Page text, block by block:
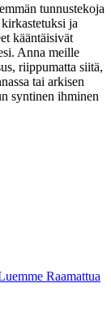
tunnustekoja
ja
kääntäisivät
Anna meille
riippumatta siitä,
tai arkisen
syntinen ihminen
Raamattua